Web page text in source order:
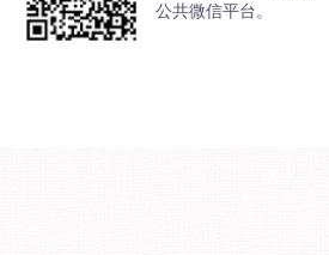
公共微信平台。